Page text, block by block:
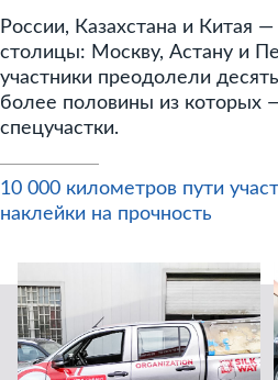
России, Казахстана и Китая
столицы: Москву, Астану и
участники преодолели
более половины из которых
спецучастки.
10 000 километров пути
наклейки на прочность